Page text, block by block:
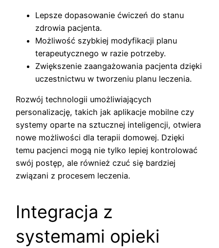
Lepsze dopasowanie ćwiczeń do stanu
zdrowia pacjenta.
Możliwość szybkiej modyfikacji planu
terapeutycznego w razie potrzeby.
Zwiększenie zaangażowania pacjenta dzięki
uczestnictwu w tworzeniu planu leczenia.
Rozwój technologii umożliwiających
personalizację, takich jak aplikacje mobilne czy
systemy oparte na sztucznej inteligencji, otwiera
nowe możliwości dla terapii domowej. Dzięki
temu pacjenci mogą nie tylko lepiej kontrolować
swój postęp, ale również czuć się bardziej
związani z procesem leczenia.
Integracja z
systemami opieki